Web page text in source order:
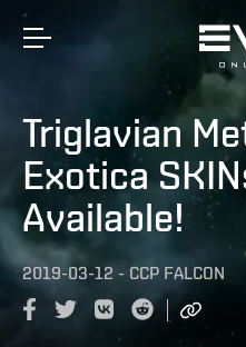
Triglavian
Exotica
Available!
2019-03-12 - CCP FALCON